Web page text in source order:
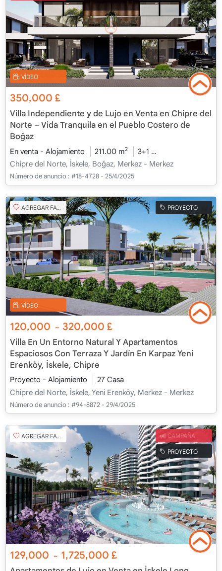
VÍDEO
350,000 £
Villa Independiente y de Lujo en Venta en Chipre del
Norte – Vida Tranquila en el Pueblo Costero de
Boğaz
En venta - Alojamiento 211.00 m2 3+1
Chipre del Norte, İskele, Boğaz, Merkez - Merkez
Número de anuncio : #18-4728 - 25/4/2025
AGREGAR FAVORITO PROYECTO
VÍDEO
120,000 ~ 320,000£
Villa En Un Entorno Natural Y Apartamentos
Espaciosos Con Terraza Y Jardín En Karpaz Yeni
Erenköy, İskele, Chipre
Proyecto - Alojamiento
27 Casa
Chipre del Norte, İskele, Yeni Erenköy, Merkez - Merkez
Número de anuncio : #94-8872 - 29/4/2025
AGREGAR FAVORITO CAMPAÑA
PROYECTO
129,000 ~ 1,725,000£